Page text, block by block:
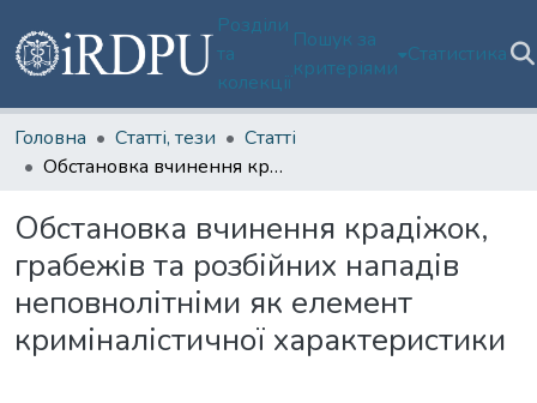
Розділи
та
колекції
Пошук за
критеріями
Статистика
Головна Статті, тези
Статті
Обстановка вчинення крадіжок, грабежів та розбійних нападів неповнолітніми як елемент криміналістичної характеристики
Обстановка вчинення крадіжок,
грабежів та розбійних нападів
неповнолітніми як елемент
криміналістичної характеристики